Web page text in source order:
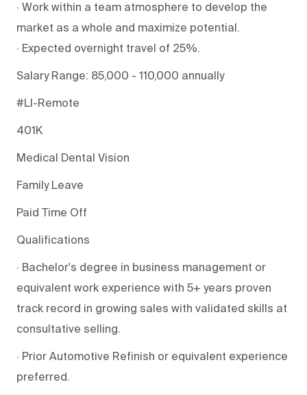
· Work within a team atmosphere to develop the
market as a whole and maximize potential.
· Expected overnight travel of 25%.
Salary Range: 85,000 - 110,000 annually
#LI-Remote
401K
Medical Dental Vision
Family Leave
Paid Time Off
Qualifications
· Bachelor's degree in business management or
equivalent work experience with 5+ years proven
track record in growing sales with validated skills at
consultative selling.
· Prior Automotive Refinish or equivalent experience
preferred.